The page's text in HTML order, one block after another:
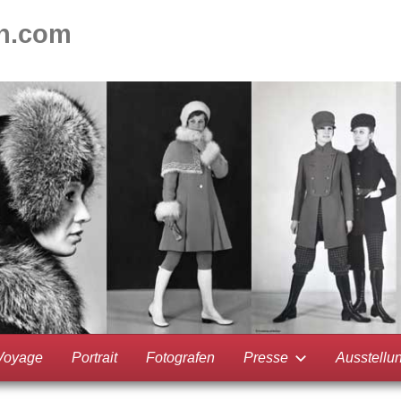
Portrait Fotografen Presse